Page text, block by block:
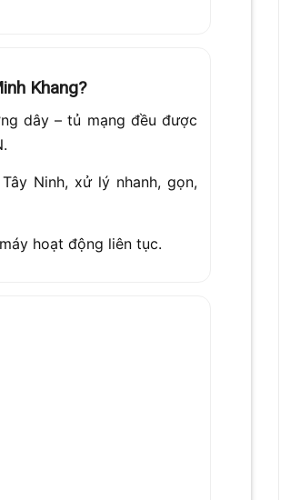
Khang?
dây – tủ mạng đều được
Ninh, xử lý nhanh, gọn,
hoạt động liên tục.